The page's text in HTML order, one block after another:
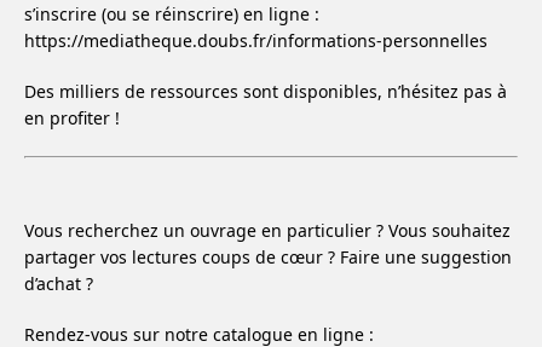
s’inscrire (ou se réinscrire) en ligne :
https://mediatheque.doubs.fr/informations-personnelles
Des milliers de ressources sont disponibles, n’hésitez pas à
en profiter !
Vous recherchez un ouvrage en particulier ? Vous souhaitez
partager vos lectures coups de cœur ? Faire une suggestion
d’achat ?
Rendez-vous sur notre catalogue en ligne :